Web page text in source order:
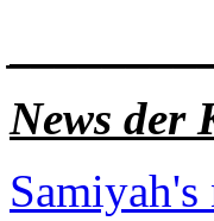
News der
Samiyah's